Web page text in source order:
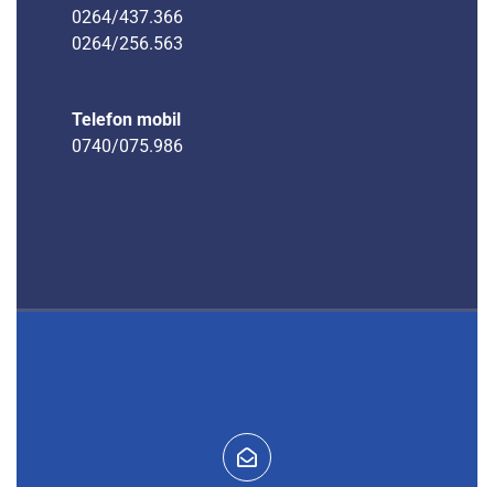
0264/437.366
0264/256.563
Telefon mobil
0740/075.986